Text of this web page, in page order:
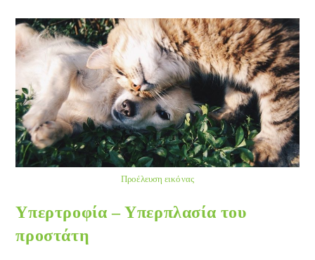
Προέλευση εικόνας
Υπερτροφία – Υπερπλασία του
προστάτη